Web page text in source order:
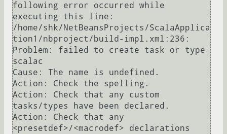
following error occurred while
executing this line:
/home/shk/NetBeansProjects/ScalaApplica
tion1/nbproject/build-impl.xml:236:
Problem: failed to create task or type
scalac
Cause: The name is undefined.
Action: Check the spelling.
Action: Check that any custom
tasks/types have been declared.
Action: Check that any
<presetdef>/<macrodef> declarations